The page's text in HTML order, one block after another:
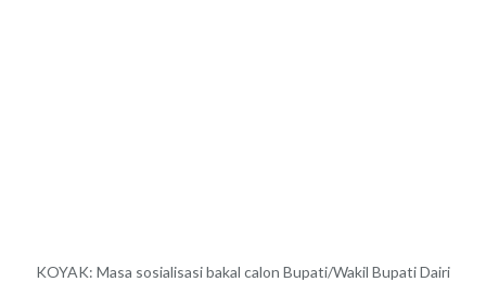
KOYAK: Masa sosialisasi bakal calon Bupati/Wakil Bupati Dairi